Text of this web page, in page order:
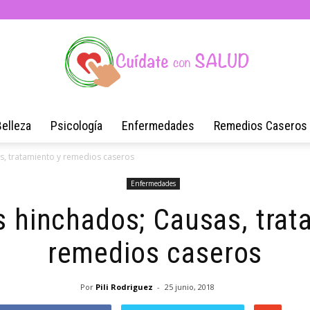
de
Psicología Enfermedades Remedios Caseros
tratamiento y remedios caseros
Enfermedades
hinchados; Causas,
remedios caseros
Por Pili Rodriguez - 25 junio, 2018